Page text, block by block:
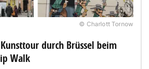
© Charlott Tornow
durch Brüssel beim
Walk